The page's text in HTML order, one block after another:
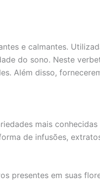
e calmantes.
do sono. Neste
Além disso,
mais conhecidas
de infusões,
presentes em suas